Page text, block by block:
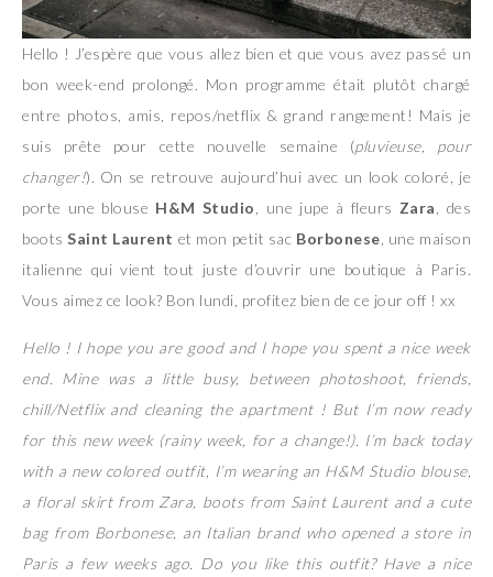
Hello ! J’espère que vous allez bien et que vous avez passé un
bon week-end prolongé. Mon programme était plutôt chargé
entre photos, amis, repos/netflix & grand rangement! Mais je
suis prête pour cette nouvelle semaine (pluvieuse, pour
changer!). On se retrouve aujourd’hui avec un look coloré, je
porte une blouse H&M Studio , une jupe à fleurs Zara
, des
bootsSaint Laurent et mon petit sac Borbonese , une maison
italienne qui vient tout juste d’ouvrir une boutique à Paris.
Vous aimez ce look? Bon lundi, profitez bien de ce jour off ! xx
Hello ! I hope you are good and I hope you spent a nice week
end. Mine was a little busy, between photoshoot, friends,
chill/Netflix and cleaning the apartment ! But I’m now ready
for this new week (rainy week, for a change!). I’m back today
with a new colored outfit, I’m wearing an H&M Studio blouse,
a floral skirt from Zara, boots from Saint Laurent and a cute
bag from Borbonese, an Italian brand who opened a store in
Paris a few weeks ago. Do you like this outfit? Have a nice